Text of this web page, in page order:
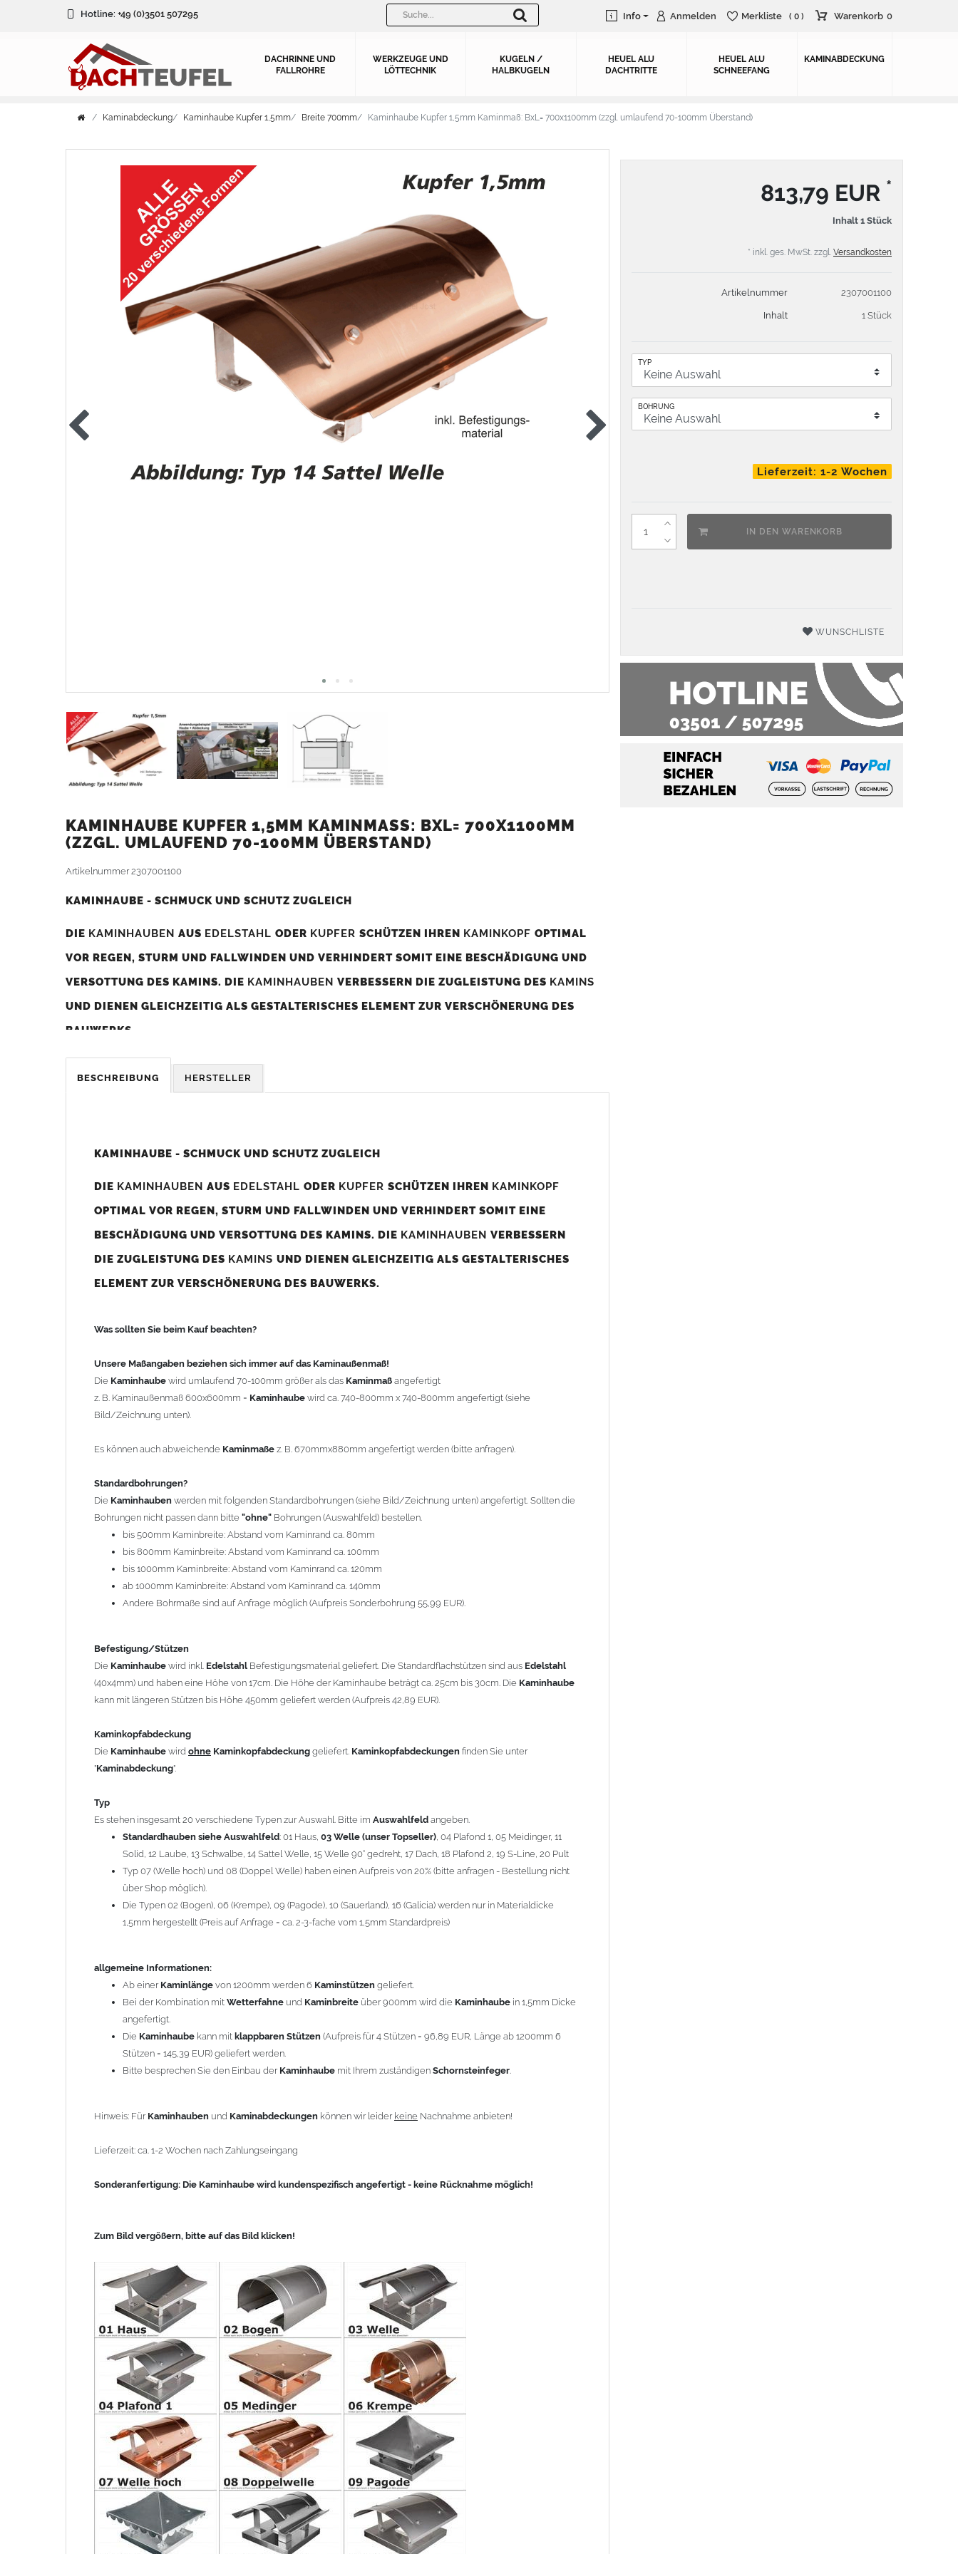
Hotline: +49 (0)3501 507295 Info Anmelden Merkliste ( 0 ) Warenkorb 0
DACHRINNE UND
FALLROHRE
WERKZEUGE UND
LÖTTECHNIK
KUGELN /
HALBKUGELN
HEUEL ALU
DACHTRITTE
HEUEL ALU
SCHNEEFANG
KAMINABDECKUNG
Kaminabdeckung Kaminhaube Kupfer 1,5mm Breite 700mm Kaminhaube Kupfer 1,5mm Kaminmaß: BxL= 700x1100mm (zzgl. umlaufend 70-100mm Überstand)
813,79 EUR *
Inhalt 1 Stück
* inkl. ges. MwSt. zzgl. Versandkosten
Artikelnummer 2307001100
Inhalt 1 Stück
TYP
BOHRUNG
Lieferzeit: 1-2 Wochen
IN DEN WARENKORB
WUNSCHLISTE
KAMINHAUBE KUPFER 1,5MM KAMINMASS: BXL= 700X1100MM (
ZZGL. UMLAUFEND 70-100MM ÜBERSTAND)
Artikelnummer2307001100
KAMINHAUBE - SCHMUCK UND SCHUTZ ZUGLEICH
DIE KAMINHAUBEN AUS EDELSTAHL ODER KUPFER SCHÜTZEN IHREN KAMINKOPF OPTIMAL
VOR REGEN, STURM UND FALLWINDEN UND VERHINDERT SOMIT EINE BESCHÄDIGUNG UND
VERSOTTUNG DES KAMINS. DIE KAMINHAUBEN VERBESSERN DIE ZUGLEISTUNG DES KAMINS
UND DIENEN GLEICHZEITIG ALS GESTALTERISCHES ELEMENT ZUR VERSCHÖNERUNG DES
BAUWERKS.
Was sollten Sie beim Kauf beachten?
Standardbohrungen?
Bohrungen nicht passen dann bitte"ohne"Bohrungen (Auswahlfeld) bestellen.
bis 500mm Kaminbreite: Abstand vom Kaminrand ca. 80mm
ab 1000mm Kaminbreite: Abstand vom Kaminrand ca. 140mm
Befestigung/Stützen
Kaminhaubewird inkl.Edelstahl
kann mit längeren Stützen bis Höhe 450mm geliefert werden (Aufpreis 42,89 EUR).
Kaminkopfabdeckung
Kaminhaubewirdohne Kaminkopfabdeckunggeliefert.Kaminkopfabdeckungenfinden Sie unter
Kaminabdeckung".
Es stehen insgesamt 20 verschiedene Typen zur Auswahl. Bitte imAuswahlfeld
Standardhauben siehe Auswahlfeld: 01 Haus,03 Welle (unser Topseller)
12 Laube, 13 Schwalbe, 14 Sattel Welle, 15 Welle 90° gedreht, 17 Dach, 18 Plafond 2, 19 S-Line, 20 Pult
Die Typen 02 (Bogen), 06 (Krempe), 09 (Pagode), 10 (Sauerland), 16 (Galicia) werden nur in Materialdicke 1,5mm
hergestellt (Preis auf Anfrage = ca. 2-3-fache vom 1,5mm Standardpreis)
Ab einerKaminlänge
Bei der Kombination mitWetterfahneundKaminbreite über 900mm wird dieKaminhaubein 1,5mm Dicke
angefertigt.
= 145,39 EUR) geliefert werden.
Bitte besprechen Sie den Einbau derKaminhaubemit Ihrem zuständigenSchornsteinfeger
Zum Bild vergößern, bitte auf das Bild klicken!
BESCHREIBUNG HERSTELLER
KAMINHAUBE - SCHMUCK UND SCHUTZ ZUGLEICH
DIE KAMINHAUBEN AUS EDELSTAHL ODER KUPFER SCHÜTZEN IHREN KAMINKOPF
OPTIMAL VOR REGEN, STURM UND FALLWINDEN UND VERHINDERT SOMIT EINE
BESCHÄDIGUNG UND VERSOTTUNG DES KAMINS. DIE KAMINHAUBEN VERBESSERN
DIE ZUGLEISTUNG DES KAMINS UND DIENEN GLEICHZEITIG ALS GESTALTERISCHES
ELEMENT ZUR VERSCHÖNERUNG DES BAUWERKS.
Was sollten Sie beim Kauf beachten?
Unsere Maßangaben beziehen sich immer auf das Kaminaußenmaß!
Die Kaminhaube wird umlaufend 70-100mm größer als das Kaminmaß angefertigt
z. B. Kaminaußenmaß 600x600mm = Kaminhaube wird ca. 740-800mm x 740-800mm angefertigt (siehe
Bild/Zeichnung unten).
Es können auch abweichende Kaminmaße z. B. 670mmx880mm angefertigt werden (bitte anfragen).
Standardbohrungen?
Die Kaminhauben werden mit folgenden Standardbohrungen (siehe Bild/Zeichnung unten) angefertigt. Sollten die
Bohrungen nicht passen dann bitte "ohne" Bohrungen (Auswahlfeld) bestellen.
bis 500mm Kaminbreite: Abstand vom Kaminrand ca. 80mm
bis 800mm Kaminbreite: Abstand vom Kaminrand ca. 100mm
bis 1000mm Kaminbreite: Abstand vom Kaminrand ca. 120mm
ab 1000mm Kaminbreite: Abstand vom Kaminrand ca. 140mm
Andere Bohrmaße sind auf Anfrage möglich (Aufpreis Sonderbohrung 55,99 EUR).
Befestigung/Stützen
Die Kaminhaube wird inkl. Edelstahl Befestigungsmaterial geliefert. Die Standardflachstützen sind aus Edelstahl
(40x4mm) und haben eine Höhe von 17cm. Die Höhe der Kaminhaube beträgt ca. 25cm bis 30cm. Die Kaminhaube
kann mit längeren Stützen bis Höhe 450mm geliefert werden (Aufpreis 42,89 EUR).
Kaminkopfabdeckung
Die Kaminhaube wird ohne Kaminkopfabdeckung geliefert. Kaminkopfabdeckungen finden Sie unter
"Kaminabdeckung".
Typ
Es stehen insgesamt 20 verschiedene Typen zur Auswahl. Bitte im Auswahlfeld angeben.
Standardhauben siehe Auswahlfeld: 01 Haus, 03 Welle (unser Topseller) , 04 Plafond 1, 05 Meidinger, 11
Solid, 12 Laube, 13 Schwalbe, 14 Sattel Welle, 15 Welle 90° gedreht, 17 Dach, 18 Plafond 2, 19 S-Line, 20 Pult
Typ 07 (Welle hoch) und 08 (Doppel Welle) haben einen Aufpreis von 20% (bitte anfragen - Bestellung nicht
über Shop möglich).
Die Typen 02 (Bogen), 06 (Krempe), 09 (Pagode), 10 (Sauerland), 16 (Galicia) werden nur in Materialdicke
1,5mm hergestellt (Preis auf Anfrage = ca. 2-3-fache vom 1,5mm Standardpreis)
allgemeine Informationen:
Ab einer Kaminlänge von 1200mm werden 6 Kaminstützen geliefert.
Bei der Kombination mit Wetterfahne und Kaminbreite über 900mm wird die Kaminhaube in 1,5mm Dicke
angefertigt.
Die Kaminhaube kann mit klappbaren Stützen (Aufpreis für 4 Stützen = 96,89 EUR, Länge ab 1200mm 6
Stützen = 145,39 EUR) geliefert werden.
Bitte besprechen Sie den Einbau der Kaminhaube mit Ihrem zuständigen Schornsteinfeger
Hinweis: Für Kaminhauben und Kaminabdeckungen können wir leider keine Nachnahme anbieten!
Lieferzeit: ca. 1-2 Wochen nach Zahlungseingang
Sonderanfertigung: Die Kaminhaube wird kundenspezifisch angefertigt - keine Rücknahme möglich!
Zum Bild vergößern, bitte auf das Bild klicken!